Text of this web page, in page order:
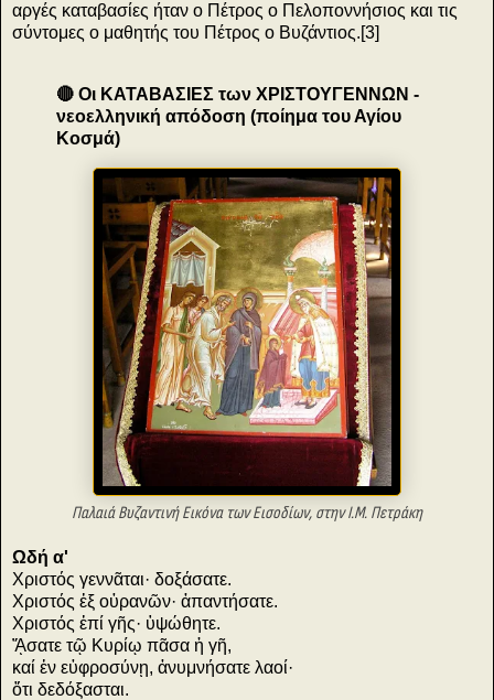
αργές καταβασίες ήταν ο Πέτρος ο Πελοποννήσιος και τις
σύντομες ο μαθητής του Πέτρος ο Βυζάντιος.[3]
🔴 Οι ΚΑΤΑΒΑΣΙΕΣ των ΧΡΙΣΤΟΥΓΕΝΝΩΝ -
νεοελληνική απόδοση (ποίημα του Αγίου
Κοσμά)
Παλαιά Βυζαντινή Εικόνα τωνΕισοδίων, στην Ι.Μ. Πετράκη
Ωδή α'
Χριστός γεννᾶται· δοξάσατε.
Χριστός ἐξ οὐρανῶν· ἀπαντήσατε.
Χριστός ἐπί γῆς· ὑψώθητε.
ᾌσατε τῷ Κυρίῳ πᾶσα ἡ γῆ,
καί ἐν εὐφροσύνῃ, ἀνυμνήσατε λαοί·
ὅτι δεδόξασται.